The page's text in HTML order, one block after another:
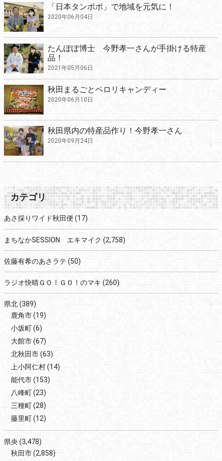
「日本タンポポ」で地域を元気に！
2020年06月04日
たんぽぽ博士 今野孝一さんが手掛ける特産
品！
2021年05月06日
秋田まるごとペロリキャンディー
2020年06月10日
秋田県内の特産品作り！今野孝一さん
2020年09月24日
カテゴリ
あさ採りワイド秋田便 (17)
まちなかSESSION エキマイク (2,758)
佐藤有希のあさラテ (50)
ラジオ快晴ＧＯ！ＧＯ！のマキ (260)
県北(389)
鹿角市(19)
小坂町(6)
大館市(67)
北秋田市(63)
上小阿仁村(14)
能代市(153)
八峰町(23)
三種町(28)
藤里町(12)
県央(3,478)
秋田市(2,858)